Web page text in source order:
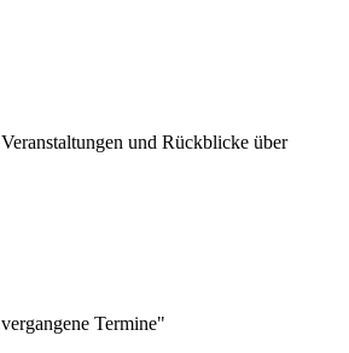
Veranstaltungen und Rückblicke über
vergangene Termine"